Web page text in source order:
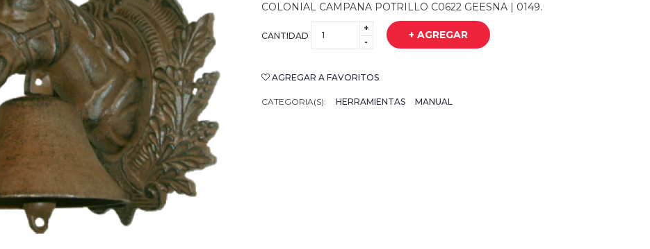
COLONIAL CAMPANA POTRILLO C0622 GEESNA | 0149.
CANTIDAD
+
-
+ AGREGAR
AGREGAR A FAVORITOS
CATEGORIA(S): HERRAMIENTAS MANUAL